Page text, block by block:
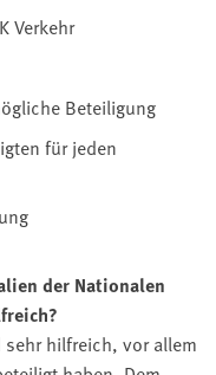
Verkehr
Beteiligung
für jeden
der Nationalen
sehr hilfreich, vor allem